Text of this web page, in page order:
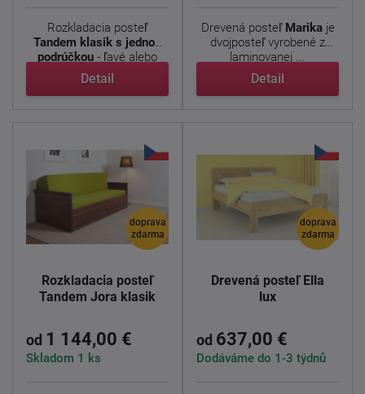
Rozkladacia posteľ
Tandem klasik s jednou
podrúčkou - ľavé alebo
pravé ...
Detail
Drevená posteľ Marikaje
dvojposteľ vyrobené z
laminovanej ...
Detail
doprava
zdarma
Rozkladacia posteľ
Tandem Jora klasik
od 1 144,00 €
Skladom 1 ks
doprava
zdarma
Drevená posteľ Ella
lux
od 637,00 €
Dodáváme do 1-3 týdnů